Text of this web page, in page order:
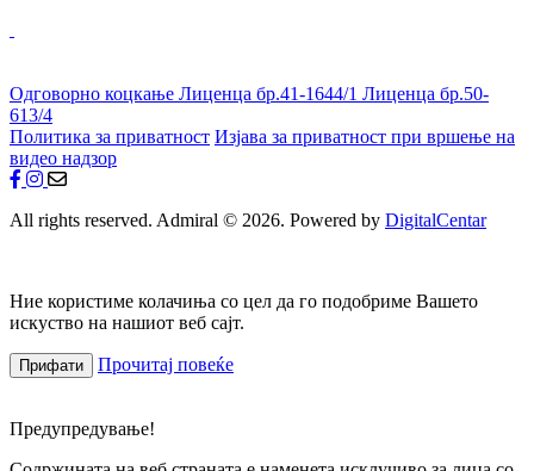
Одговорно коцкање Лиценца бр.41-1644/1 Лиценца бр.50-
613/4
Политика за приватност Изјава за приватност при вршење на
видео надзор
All rights reserved. Admiral © 2026. Powered by DigitalCentar
Ние користиме колачиња со цел да го подобриме Вашето
искуство на нашиот веб сајт.
Прифати Прочитај повеќе
Предупредување!